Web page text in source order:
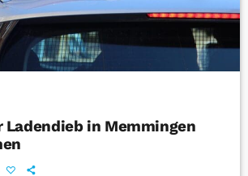
in Memmingen